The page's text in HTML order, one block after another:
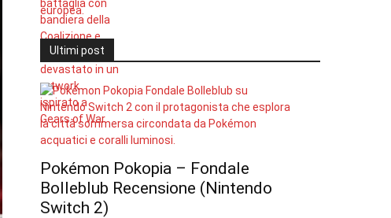
Ultimi post
Pokémon Pokopia – Fondale
Bolleblub Recensione (Nintendo
Switch 2)